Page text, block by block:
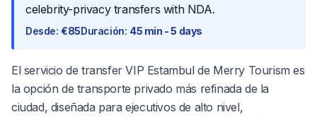
celebrity-privacy transfers with NDA.
Desde: €85Duración: 45 min - 5 days
El servicio de transfer VIP Estambul de Merry Tourism es
la opción de transporte privado más refinada de la
ciudad, diseñada para ejecutivos de alto nivel,